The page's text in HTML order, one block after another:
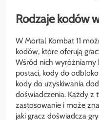
Rodzaje kodów
W Mortal Kombat 11
kodów, które oferują
Wśród nich
postaci, kody do
kody do uzyskiwania
doświadczenia. Każdy z
zastosowanie i może
jaki gracz doświadcza